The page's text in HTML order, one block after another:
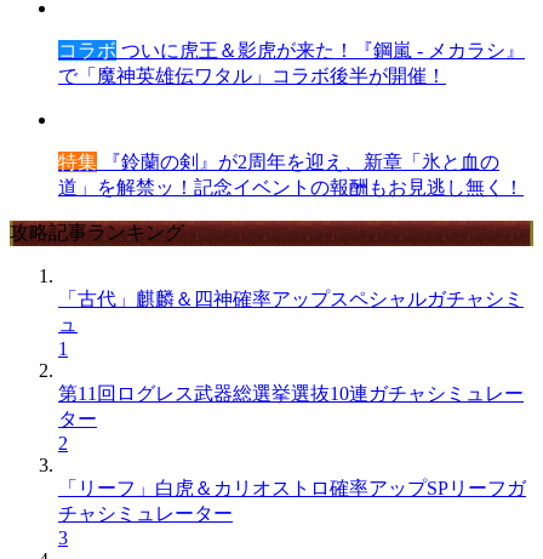
コラボ ついに虎王＆影虎が来た！『鋼嵐 - メカラシ』
で「魔神英雄伝ワタル」コラボ後半が開催！
特集 『鈴蘭の剣』が2周年を迎え、新章「氷と血の
道」を解禁ッ！記念イベントの報酬もお見逃し無く！
攻略記事ランキング
「古代」麒麟＆四神確率アップスペシャルガチャシミ
ュ
1
第11回ログレス武器総選挙選抜10連ガチャシミュレー
ター
2
「リーフ」白虎＆カリオストロ確率アップSPリーフガ
チャシミュレーター
3